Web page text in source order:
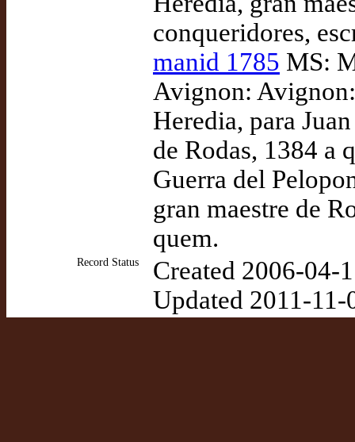
conqueridores,
manid 1785 MS:
Avignon:
Heredia, para
de Rodas, 1384 a
Guerra del
gran maestre de
quem.
Record Status
Created 2006-04-
Updated 2011-11-